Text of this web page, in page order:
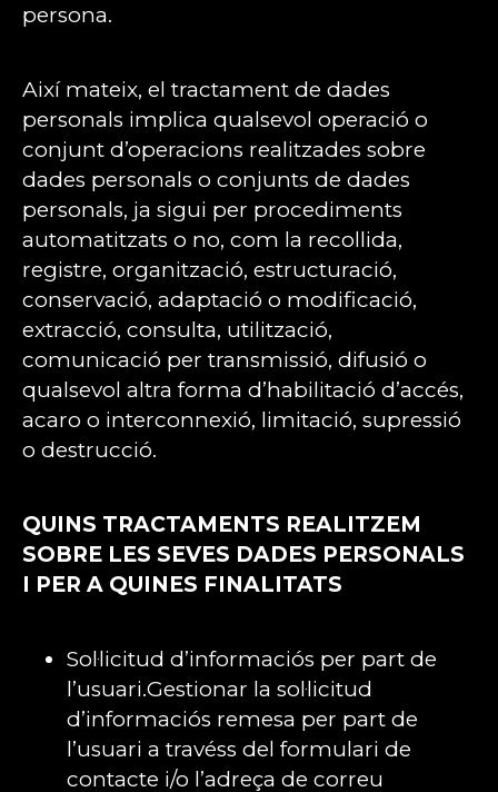
persona.
Així mateix, el tractament de dades
personals implica qualsevol operació o
conjunt d’operacions realitzades sobre
dades personals o conjunts de dades
personals, ja sigui per procediments
automatitzats o no, com la recollida,
registre, organització, estructuració,
conservació, adaptació o modificació,
extracció, consulta, utilització,
comunicació per transmissió, difusió o
qualsevol altra forma d’habilitació d’accés,
acaro o interconnexió, limitació, supressió
o destrucció.
QUINS TRACTAMENTS REALITZEM
SOBRE LES SEVES DADES PERSONALS
I PER A QUINES FINALITATS
Sol·licitud d’informaciós per part de
l’usuari.Gestionar la sol·licitud
d’informaciós remesa per part de
l’usuari a travéss del formulari de
contacte i/o l’adreça de correu